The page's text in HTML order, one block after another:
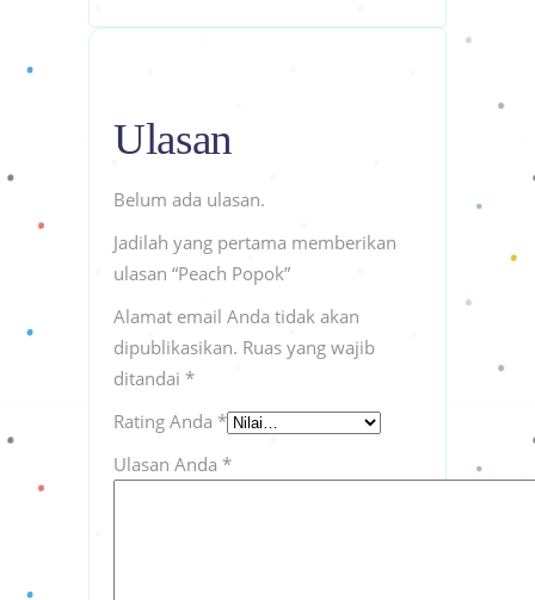
Ulasan
Belum ada ulasan.
Jadilah yang pertama memberikan
ulasan “Peach Popok”
Alamat email Anda tidak akan
dipublikasikan. Ruas yang wajib
ditandai *
Rating Anda *
Ulasan Anda *